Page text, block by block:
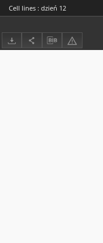
Cell lines : dzień 12